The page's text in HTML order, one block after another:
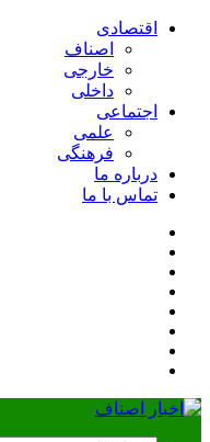
اقتصادی
اصناف
خارجی
داخلی
اجتماعی
علمی
فرهنگی
درباره ما
تماس با ما